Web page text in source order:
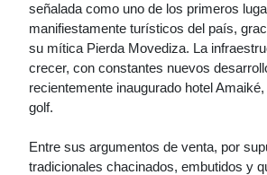
señalada como uno de los primeros
manifiestamente turísticos del país,
su mítica Pierda Movediza. La
crecer, con constantes nuevos
recientemente inaugurado hotel
golf.
Entre sus argumentos de venta, por
tradicionales chacinados, embutidos y